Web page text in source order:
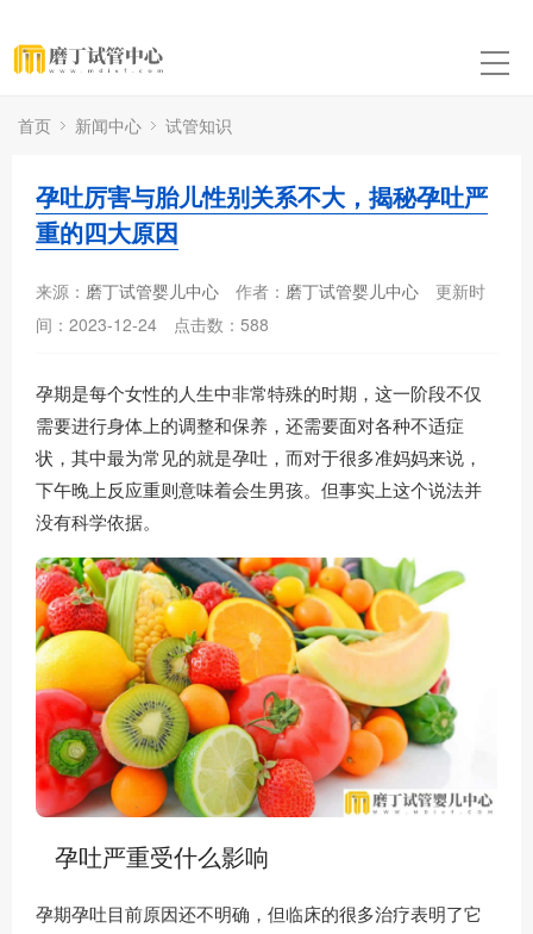
首页 新闻中心 试管知识
孕吐厉害与胎儿性别关系不大，揭秘孕吐严
重的四大原因
来源： 磨丁试管婴儿中心 作者： 磨丁试管婴儿中心
更新时
间：2023-12-24
点击数： 588
孕期是每个女性的人生中非常特殊的时期，这一阶段不仅
需要进行身体上的调整和保养，还需要面对各种不适症
状，其中最为常见的就是孕吐，而对于很多准妈妈来说，
下午晚上反应重则意味着会生男孩。但事实上这个说法并
没有科学依据。
孕吐严重受什么影响
孕期孕吐目前原因还不明确，但临床的很多治疗表明了它